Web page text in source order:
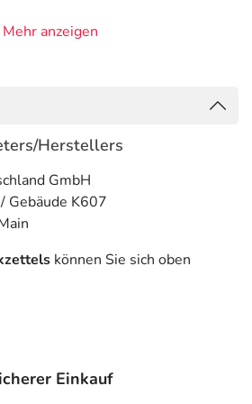
Anwendung?
die Inhaltsstoffe
zu beachten?
derzeitigen Erkenntnissen hat
Mehr anzeigen
Herstellers
GmbH
Gebäude K607
können Sie sich oben
Einkauf